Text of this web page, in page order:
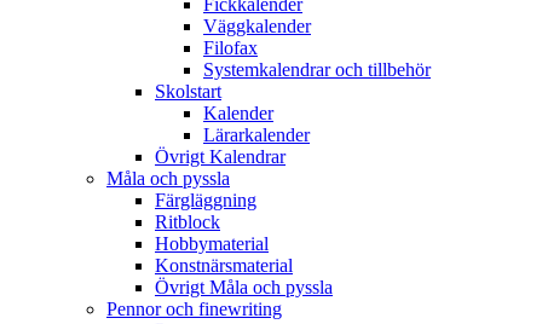
Fickkalender
Väggkalender
Filofax
Systemkalendrar och tillbehör
Skolstart
Kalender
Lärarkalender
Övrigt Kalendrar
Måla och pyssla
Färgläggning
Ritblock
Hobbymaterial
Konstnärsmaterial
Övrigt Måla och pyssla
Pennor och finewriting